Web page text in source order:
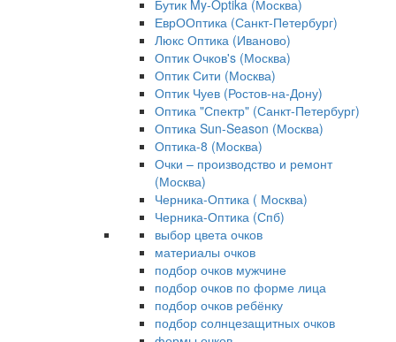
Бутик My-Optika (Москва)
ЕврООптика (Санкт-Петербург)
Люкс Оптика (Иваново)
Оптик Очков's (Москва)
Оптик Сити (Москва)
Оптик Чуев (Ростов-на-Дону)
Оптика "Спектр" (Санкт-Петербург)
Оптика Sun-Season (Москва)
Оптика-8 (Москва)
Очки – производство и ремонт
(Москва)
Черника-Оптика ( Москва)
Черника-Оптика (Спб)
выбор цвета очков
материалы очков
подбор очков мужчине
подбор очков по форме лица
подбор очков ребёнку
подбор солнцезащитных очков